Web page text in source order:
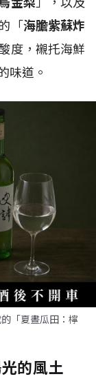
「海膽紫蘇炸
度，襯托海鮮
味道。
「夏晝瓜田：檸
的風土